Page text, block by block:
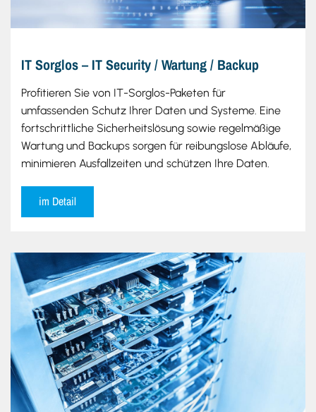
IT Sorglos – IT Security / Wartung / Backup
Profitieren Sie von IT-Sorglos-Paketen für
umfassenden Schutz Ihrer Daten und Systeme. Eine
fortschrittliche Sicherheitslösung sowie regelmäßige
Wartung und Backups sorgen für reibungslose Abläufe,
minimieren Ausfallzeiten und schützen Ihre Daten.
im Detail